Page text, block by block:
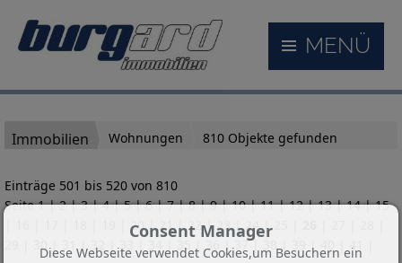
MENÜ
Immobilien Wohnungen 810 Objekte gefunden
Einträge 501 bis 520 von 810
Seite1|2|3|4|5|6|7|8|9|10|11|12|13|14|15
20|21|22|23|24|
30 | | 32 |33 35 | 36 | 37| 38| | 41
Consent Manager
Diese Webseite verwendet Cookies,um Besuchern ein